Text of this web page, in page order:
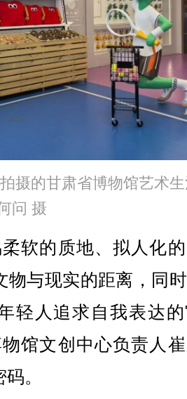
摄的甘肃省博物馆艺术
问 摄
的质地、拟人化的
物与现实的距离，同
轻人追求自我表达
馆文创中心负责人
。